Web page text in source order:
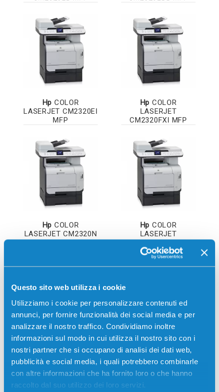
Questo sito web utilizza i cookie
Utilizziamo i cookie per personalizzare contenuti ed
annunci, per fornire funzionalità dei social media e per
analizzare il nostro traffico. Condividiamo inoltre
informazioni sul modo in cui utilizza il nostro sito con i
nostri partner che si occupano di analisi dei dati web,
pubblicità e social media, i quali potrebbero combinarle
con altre informazioni che ha fornito loro o che hanno
raccolto dal suo utilizzo dei loro servizi.
Hp COLOR
LASERJET CM2320EI
MFP
Hp COLOR
LASERJET
CM2320FXI MFP
Hp COLOR
LASERJET CM2320N
MFP
Hp COLOR
LASERJET
CM2320NF MFP
HpCOLOR
CM2320WB MFP
Hp COLOR
CM2320WBB MFP